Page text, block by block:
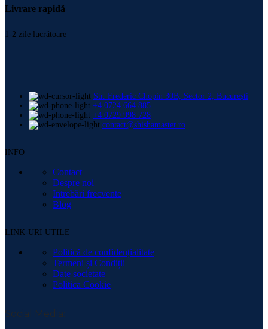
Livrare rapidă
1-2 zile lucrătoare
Str. Frederic Chopin 30B, Sector 2, București
+4 0724 664 885
+4 0729 998 728
contact@shishamaster.ro
INFO
Contact
Despre noi
Intrebări frecvente
Blog
LINK-URI UTILE
Politică de confidențialitate
Termeni și Condiții
Date societate
Politica Cookie
Social Media: